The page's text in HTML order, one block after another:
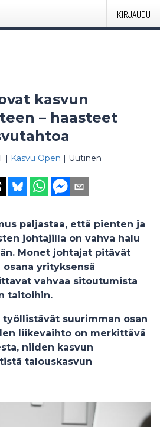
KIRJAUDU
kasvun
– haasteet
| Kasvu Open | Uutinen
paljastaa, että pienten ja
johtajilla on vahva halu
Monet johtajat pitävät
osana yrityksensä
vahvaa sitoutumista
taitoihin.
suurimman osan
liikevaihto on merkittävä
niiden kasvun
talouskasvun